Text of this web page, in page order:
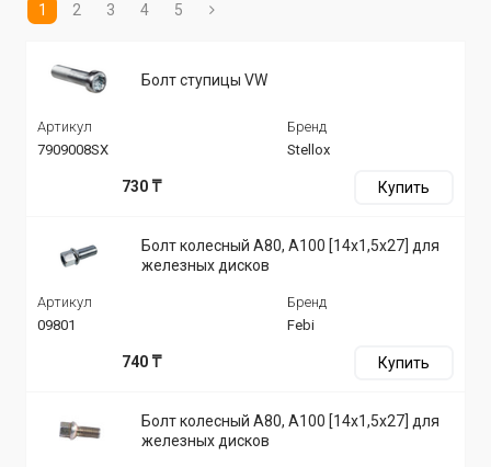
1 2 3 4 5
Болт ступицы VW
Артикул
7909008SX
Бренд
Stellox
730 ₸ Купить
Болт колесный A80, A100 [14x1,5x27] для
железных дисков
Артикул
09801
Бренд
Febi
740 ₸ Купить
Болт колесный A80, A100 [14x1,5x27] для
железных дисков